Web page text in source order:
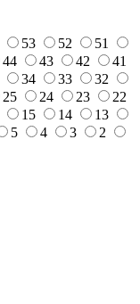
53 52
51
44 43 42
41
34 33
32
25 24 23
22
15 14
13
5 4 3
2